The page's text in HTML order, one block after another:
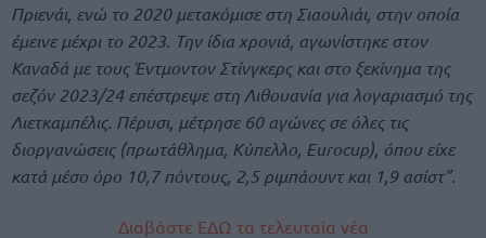
Πριενάι, ενώ το 2020 μετακόμισε στη Σιαουλιάι, στην οποία
έμεινε μέχρι το 2023. Την ίδια χρονιά, αγωνίστηκε στον
Καναδά με τους Έντμοντον Στίνγκερς και στο ξεκίνημα της
σεζόν 2023/24 επέστρεψε στη Λιθουανία για λογαριασμό της
Λιετκαμπέλις. Πέρυσι, μέτρησε 60 αγώνες σε όλες τις
διοργανώσεις (πρωτάθλημα, Κύπελλο, Eurocup), όπου είχε
κατά μέσο όρο 10,7 πόντους, 2,5 ριμπάουντ και 1,9 ασίστ”.
Διαβάστε ΕΔΩ τα τελευταία νέα